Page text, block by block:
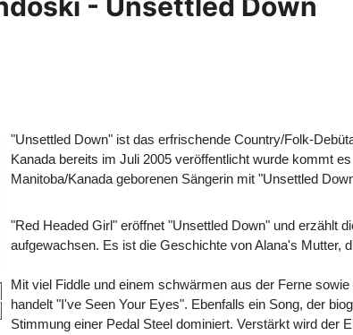
"Unsettled Down" ist das erfrischende Country/Folk-
Kanada bereits im Juli 2005 veröffentlicht wurde kommt
Manitoba/Kanada geborenen Sängerin mit "Unsettled
"Red Headed Girl" eröffnet "Unsettled Down" und erzählt
aufgewachsen. Es ist die Geschichte von Alana's Mutter,
Mit viel Fiddle und einem schwärmen aus der Ferne
handelt "I've Seen Your Eyes". Ebenfalls ein Song, der
Stimmung einer Pedal Steel dominiert. Verstärkt wird der